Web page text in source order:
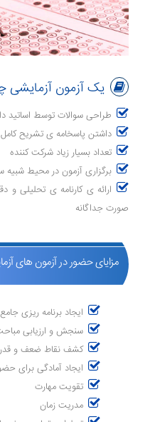
یک آزمون آزمایشی
طراحی سوالات توسط اساتید
داشتن پاسخامه ی تشریح کامل
تعداد بسیار زیاد شرکت کننده
برگزاری آزمون در محیط شبیه
ارائه ی کارنامه ی تحلیلی
صورت جداگانه
مزایای حضور در آزمون های
ایجاد برنامه ریزی
سنجش و ارزیابی
کشف نقاط ضعف و
ایجاد آمادگی برای
تقویت مهارت
مدریت زمان